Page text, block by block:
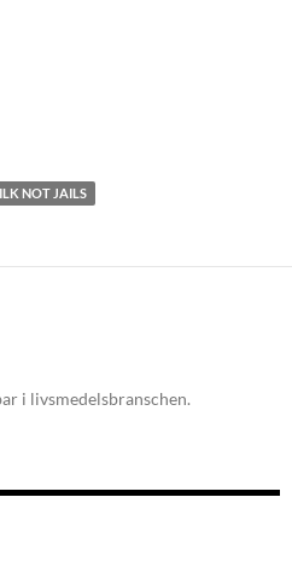
NOT JAILS
i livsmedelsbranschen.